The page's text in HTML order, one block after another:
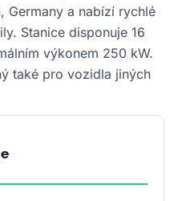
Germany a nabízí rychlé
Stanice disponuje 16
výkonem 250 kW.
také pro vozidla jiných